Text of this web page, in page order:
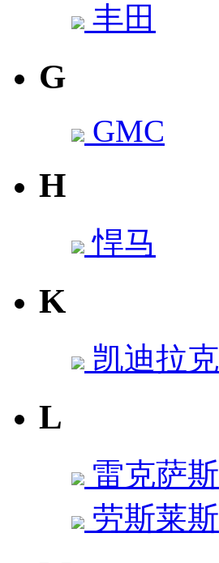
丰田
G
GMC
H
悍马
K
凯迪拉克
L
雷克萨斯
劳斯莱斯